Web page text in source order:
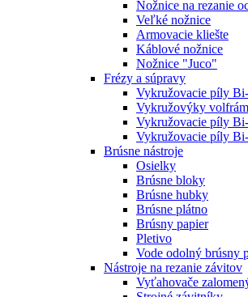
Nožnice na rezanie
Veľké nožnice
Armovacie kliešte
Káblové nožnice
Nožnice "Juco"
Frézy a súpravy
Vykružovacie píly
Vykružovýky
Vykružovacie píly
Vykružovacie píly
Brúsne nástroje
Osielky
Brúsne bloky
Brúsne hubky
Brúsne plátno
Brúsny papier
Pletivo
Vode odolný brúsny
Nástroje na rezanie závitov
Vyťahovače